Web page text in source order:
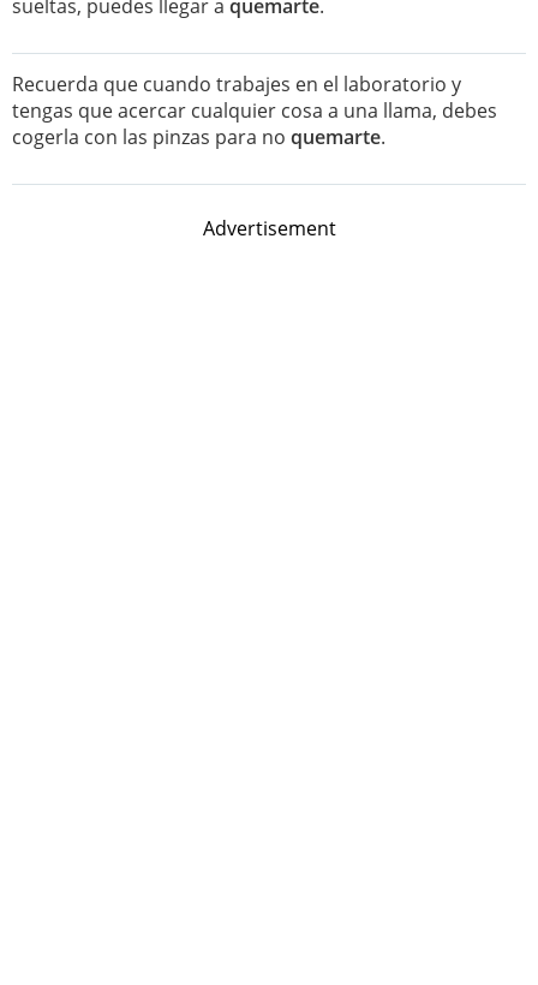
sueltas, puedes llegar a quemarte.
Recuerda que cuando trabajes en el laboratorio y
tengas que acercar cualquier cosa a una llama, debes
cogerla con las pinzas para no quemarte.
Advertisement